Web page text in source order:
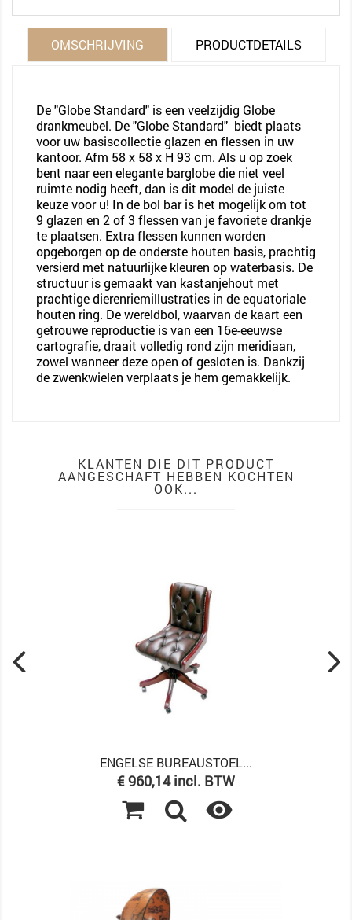
OMSCHRIJVING PRODUCTDETAILS
De "Globe Standard" is een veelzijdig Globe
drankmeubel. De "Globe Standard" biedt plaats
voor uw basiscollectie glazen en flessen in uw
kantoor. Afm 58 x 58 x H 93 cm. Als u op zoek
bent naar een elegante barglobe die niet veel
ruimte nodig heeft, dan is dit model de juiste
keuze voor u! In de bol bar is het mogelijk om tot
9 glazen en 2 of 3 flessen van je favoriete drankje
te plaatsen. Extra flessen kunnen worden
opgeborgen op de onderste houten basis, prachtig
versierd met natuurlijke kleuren op waterbasis. De
structuur is gemaakt van kastanjehout met
prachtige dierenriemillustraties in de equatoriale
houten ring. De wereldbol, waarvan de kaart een
getrouwe reproductie is van een 16e-eeuwse
cartografie, draait volledig rond zijn meridiaan,
zowel wanneer deze open of gesloten is. Dankzij
de zwenkwielen verplaats je hem gemakkelijk.
KLANTEN DIE DIT PRODUCT
AANGESCHAFT HEBBEN KOCHTEN
OOK...
ENGELSE BUREAUSTOEL...
Prijs
€ 960,14 incl. BTW
